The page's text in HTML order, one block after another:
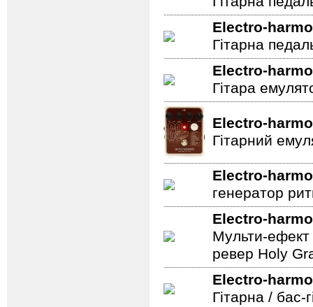
Electro-
Гітарна
Electro-
Гітара
Electro-
Гітарний
Electro-
генератор
Electro-
Мульти-ефект
ревер Holy
Electro-
Гітарна / бас-